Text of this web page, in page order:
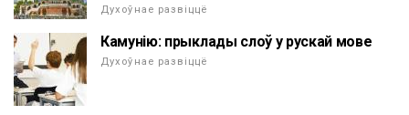
Духоўнае развіццё
Камунію: прыклады слоў у рускай мове
Духоўнае развіццё